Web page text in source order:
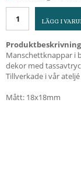
LÄGG I
Manschettknappar i
dekor med
Tillverkade i vår
Mått: 18x18mm